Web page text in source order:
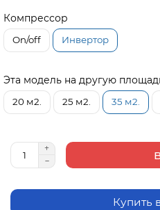
Компрессор
On/off Инвертор
Эта модель на другую
20 м2. 25 м2. 35 м2.
Купить